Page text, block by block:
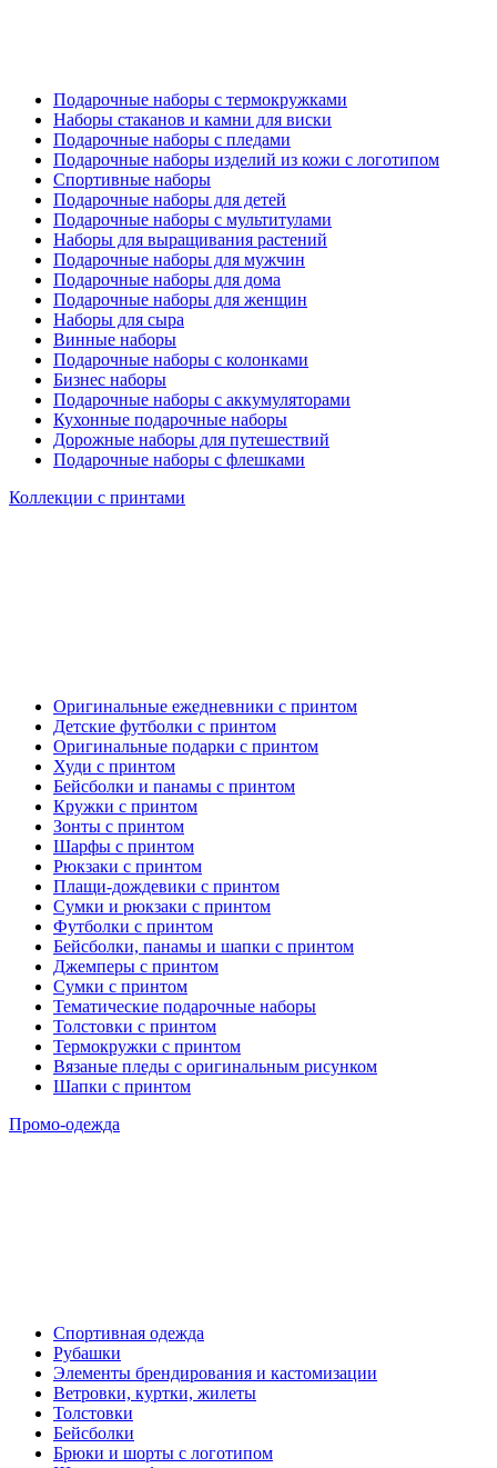
Подарочные наборы с термокружками
Наборы стаканов и камни для виски
Подарочные наборы с пледами
Подарочные наборы изделий из кожи с логотипом
Спортивные наборы
Подарочные наборы для детей
Подарочные наборы с мультитулами
Наборы для выращивания растений
Подарочные наборы для мужчин
Подарочные наборы для дома
Подарочные наборы для женщин
Наборы для сыра
Винные наборы
Подарочные наборы с колонками
Бизнес наборы
Подарочные наборы с аккумуляторами
Кухонные подарочные наборы
Дорожные наборы для путешествий
Подарочные наборы с флешками
Коллекции с принтами
Оригинальные ежедневники с принтом
Детские футболки с принтом
Оригинальные подарки с принтом
Худи с принтом
Бейсболки и панамы с принтом
Кружки с принтом
Зонты с принтом
Шарфы с принтом
Рюкзаки с принтом
Плащи-дождевики с принтом
Сумки и рюкзаки с принтом
Футболки с принтом
Бейсболки, панамы и шапки с принтом
Джемперы с принтом
Сумки с принтом
Тематические подарочные наборы
Толстовки с принтом
Термокружки с принтом
Вязаные пледы с оригинальным рисунком
Шапки с принтом
Промо-одежда
Спортивная одежда
Рубашки
Элементы брендирования и кастомизации
Ветровки, куртки, жилеты
Толстовки
Бейсболки
Брюки и шорты с логотипом